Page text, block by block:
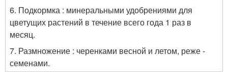
6. Подкормка : минеральными удобрениями для
цветущих растений в течение всего года 1 раз в
месяц.
7. Размножение : черенками весной и летом, реже -
семенами.